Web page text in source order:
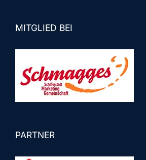
MITGLIED BEI
PARTNER